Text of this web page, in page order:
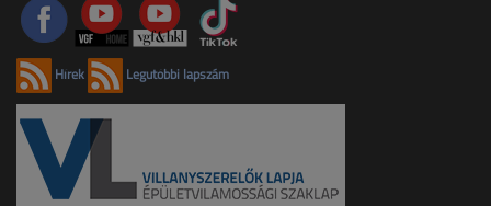
Hírek Legutóbbi lapszám